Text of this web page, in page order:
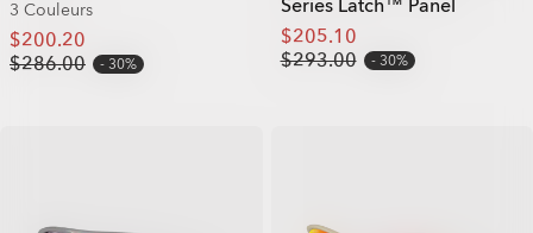
3 Couleurs
$200.20
$286.00
30%
Series Latch™ Panel
$205.10
$293.00
30%